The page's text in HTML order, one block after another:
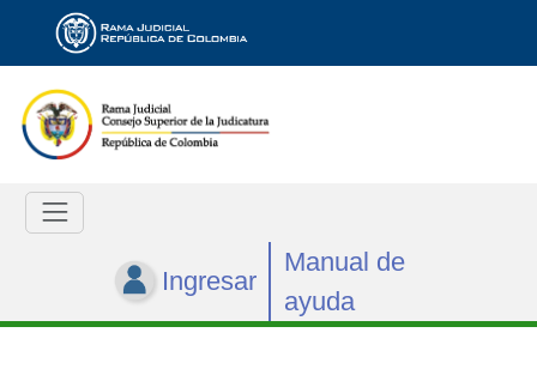
Ingresar
Manual de
ayuda